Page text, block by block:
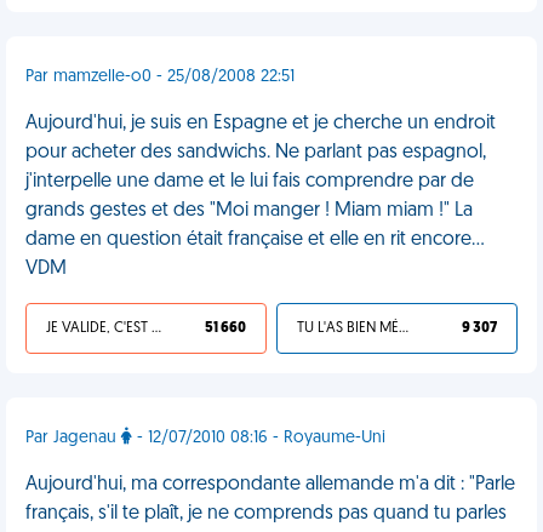
Par mamzelle-o0 - 25/08/2008 22:51
Aujourd'hui, je suis en Espagne et je cherche un endroit
pour acheter des sandwichs. Ne parlant pas espagnol,
j'interpelle une dame et le lui fais comprendre par de
grands gestes et des "Moi manger ! Miam miam !" La
dame en question était française et elle en rit encore...
VDM
JE VALIDE, C'EST UNE VDM 51 660 TU L'AS BIEN MÉRITÉ 9 307
Par Jagenau - 12/07/2010 08:16 - Royaume-Uni
Aujourd'hui, ma correspondante allemande m'a dit : "Parle
français, s'il te plaît, je ne comprends pas quand tu parles